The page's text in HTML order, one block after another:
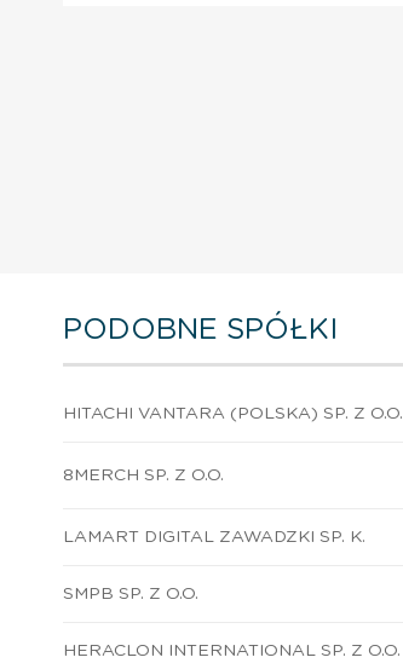
PODOBNE SPÓŁKI
HITACHI VANTARA (POLSKA) SP. Z O.O.
8MERCH SP. Z O.O.
LAMART DIGITAL ZAWADZKI SP. K.
SMPB SP. Z O.O.
HERACLON INTERNATIONAL SP. Z O.O.